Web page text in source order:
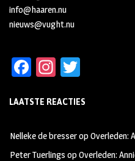
info@haaren.nu
nieuws@vught.nu
Fa
b
oo
k
In
ag
m
tt
LAATSTE REACTIES
Nelleke de bresseropOverleden:
Peter Tuerlings opOverleden: